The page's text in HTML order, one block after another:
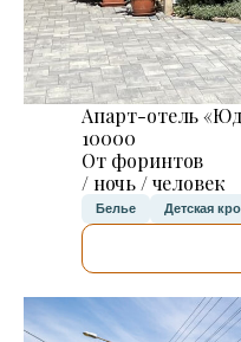
Апарт-отель
10000
От форинтов
/ ночь / человек
Белье Детская